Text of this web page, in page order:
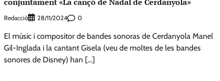
Redacció 28/11/2024 0
El músic i compositor de bandes sonoras de Cerdanyola Manel
Gil-Inglada i la cantant Gisela (veu de moltes de les bandes
sonores de Disney) han […]